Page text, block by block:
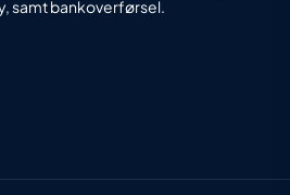
samt bankoverførsel.